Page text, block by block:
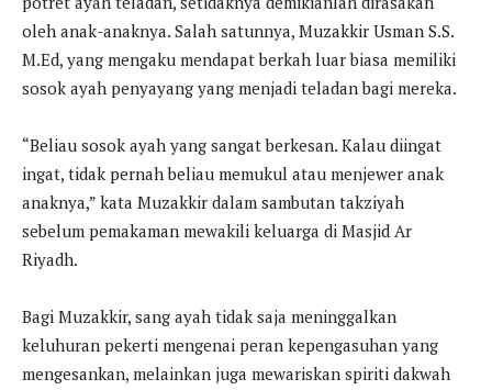
oleh anak-anaknya. Salah satunnya, Muzakkir Usman S.S.
M.Ed, yang mengaku mendapat berkah luar biasa memiliki
sosok ayah penyayang yang menjadi teladan bagi mereka.
“Beliau sosok ayah yang sangat berkesan. Kalau diingat
ingat, tidak pernah beliau memukul atau menjewer anak
anaknya,” kata Muzakkir dalam sambutan takziyah
sebelum pemakaman mewakili keluarga di Masjid Ar
Riyadh.
Bagi Muzakkir, sang ayah tidak saja meninggalkan
keluhuran pekerti mengenai peran kepengasuhan yang
mengesankan, melainkan juga mewariskan spiriti dakwah